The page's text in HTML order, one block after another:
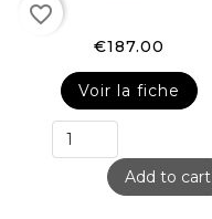
favorite_border
€187.00
Voir la fiche
Add to cart